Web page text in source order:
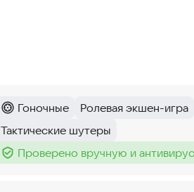
Категория:
Гоночные
Тег:
Ролевая экшен-игра
Тег:
Тактические шутеры
Тег :
Проверено вручную и